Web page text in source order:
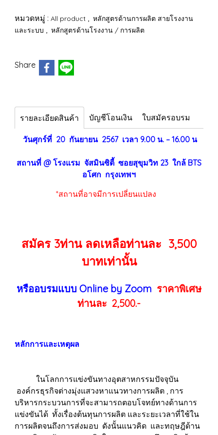
หมวดหมู่ : All product , หลักสูตรด้านการผลิต สายโรงงาน
และระบบ , หลักสูตรด้านโรงงาน / การผลิต
Share
รายละเอียดสินค้า บัญชีโอนเงิน ใบสมัครอบรม
วันศุกร์ที่ 20 กันยายน 2567 เวลา 9.00 น. – 16.00 น
สถานที่ @ โรงแรม จัสมินซิตี้ ซอยสุขุมวิท 23 ใกล้ BTS
อโศก กรุงเทพฯ
*สถานที่อาจมีการเปลี่ยนแปลง
สมัคร 3ท่าน ลดเหลือท่านละ 3,500
บาทเท่านั้น
หรืออบรมแบบ Online by Zoom ราคาพิเศษ
ท่านละ 2,500.-
หลักการและเหตุผล
ในโลกการแข่งขันทางอุตสาหกรรมปัจจุบัน
องค์กรธุรกิจต่างมุ่งแสวงหาแนวทางการผลิต , การ
บริหารกระบวนการที่จะสามารถตอบโจทย์ทางด้านการ
แข่งขันได้ ทั้งเรื่องต้นทุนการผลิต และระยะเวลาที่ใช้ใน
การผลิตจนถึงการส่งมอบ ดังนั้นแนวคิด และทฤษฎีด้าน